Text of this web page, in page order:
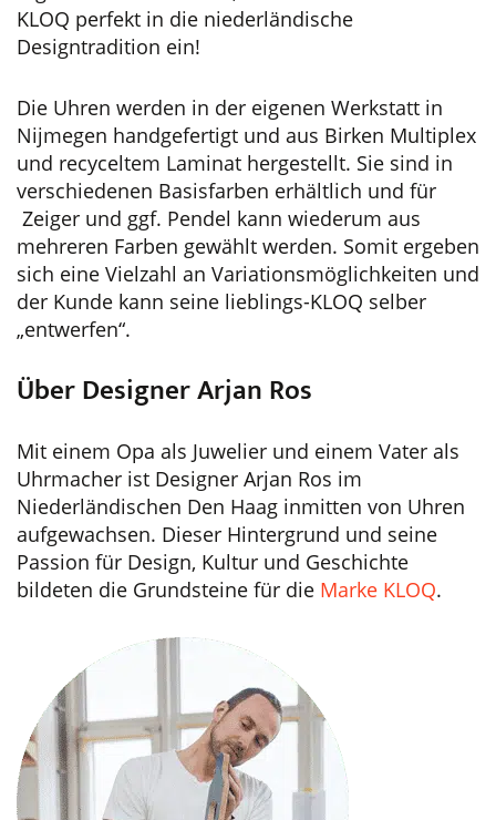
KLOQ perfekt in die niederländische
Designtradition ein!
Die Uhren werden in der eigenen Werkstatt in
Nijmegen handgefertigt und aus Birken Multiplex
und recyceltem Laminat hergestellt. Sie sind in
verschiedenen Basisfarben erhältlich und für
Zeiger und ggf. Pendel kann wiederum aus
mehreren Farben gewählt werden. Somit ergeben
sich eine Vielzahl an Variationsmöglichkeiten und
der Kunde kann seine lieblings-KLOQ selber
„entwerfen“.
Über Designer Arjan Ros
Mit einem Opa als Juwelier und einem Vater als
Uhrmacher ist Designer Arjan Ros im
Niederländischen Den Haag inmitten von Uhren
aufgewachsen. Dieser Hintergrund und seine
Passion für Design, Kultur und Geschichte
bildeten die Grundsteine für die Marke KLOQ.